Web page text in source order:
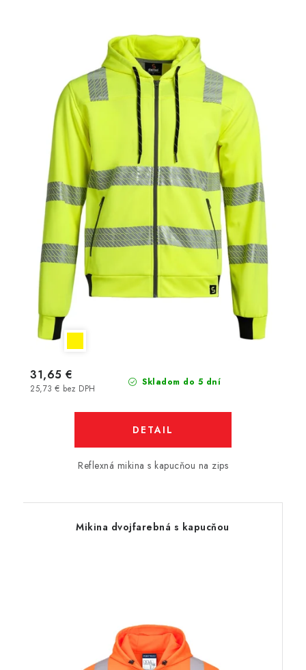
Skladom do 5 dní
25,73 € bez DPH
31,65 €
DETAIL
Reflexná mikina s kapucňou na zips
Mikina dvojfarebná s kapucňou